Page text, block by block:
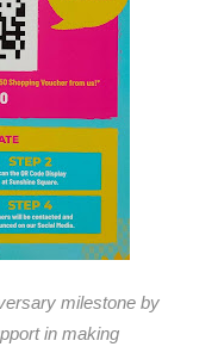
milestone by
in making